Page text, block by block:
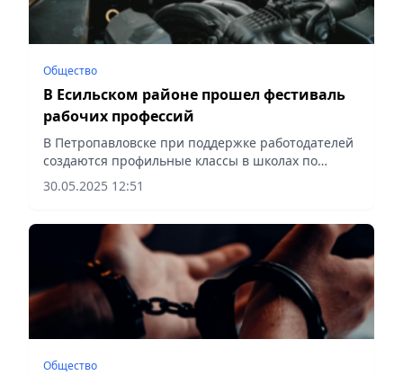
Общество
В Есильском районе прошел фестиваль
рабочих профессий
В Петропавловске при поддержке работодателей
создаются профильные классы в школах по
направлениям "автослесарь" и "электрик",
сообщает Vecher.kz.
30.05.2025 12:51
Общество